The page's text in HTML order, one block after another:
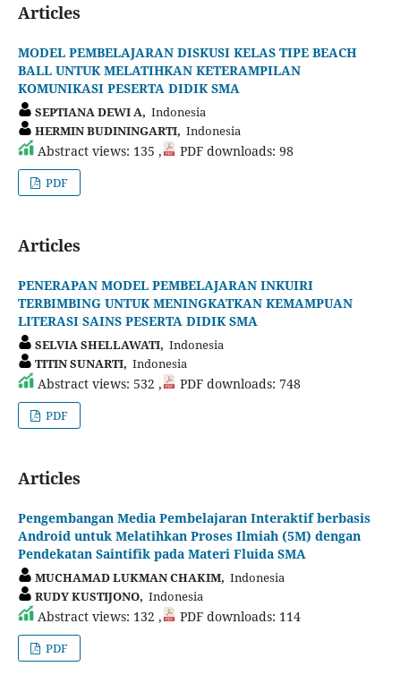
Articles
MODEL PEMBELAJARAN DISKUSI KELAS TIPE BEACH
BALL UNTUK MELATIHKAN KETERAMPILAN
KOMUNIKASI PESERTA DIDIK SMA
SEPTIANA DEWI A, Indonesia
HERMIN BUDININGARTI, Indonesia
Abstract views: 135 , PDF downloads: 98
PDF
Articles
PENERAPAN MODEL PEMBELAJARAN INKUIRI
TERBIMBING UNTUK MENINGKATKAN KEMAMPUAN
LITERASI SAINS PESERTA DIDIK SMA
SELVIA SHELLAWATI, Indonesia
TITIN SUNARTI, Indonesia
Abstract views: 532 , PDF downloads: 748
PDF
Articles
Pengembangan Media Pembelajaran Interaktif berbasis
Android untuk Melatihkan Proses Ilmiah (5M) dengan
Pendekatan Saintifik pada Materi Fluida SMA
MUCHAMAD LUKMAN CHAKIM, Indonesia
RUDY KUSTIJONO, Indonesia
Abstract views: 132 , PDF downloads: 114
PDF